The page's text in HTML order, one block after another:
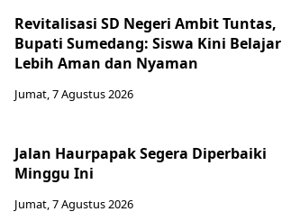
Revitalisasi SD Negeri Ambit Tuntas,
Bupati Sumedang: Siswa Kini Belajar
Lebih Aman dan Nyaman
Jumat, 7 Agustus 2026
Jalan Haurpapak Segera Diperbaiki
Minggu Ini
Jumat, 7 Agustus 2026